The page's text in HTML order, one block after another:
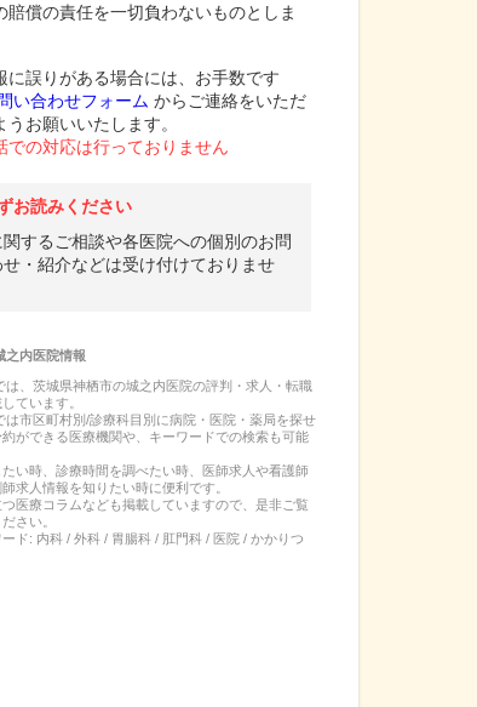
賠償の責任を一切負わないものとしま
に誤りがある場合には、お手数です
い合わせフォーム からご連絡をいただ
うお願いいたします。
での対応は行っておりません
お読みください
するご相談や各医院への個別のお問
せ・紹介などは受け付けておりませ
之内医院情報
、 茨城県神栖市の城之内医院の評判・求人・転職
ています。
は市区町村別/診療科目別に病院・医院・薬局を探せ
約ができる医療機関や、キーワードでの検索も可能
い時、診療時間を調べたい時、医師求人や看護師
求人情報を知りたい時に便利です。
つ医療コラムなども掲載していますので、是非ご覧
さい。
ド: 内科 / 外科 / 胃腸科 / 肛門科 / 医院 / かかりつ